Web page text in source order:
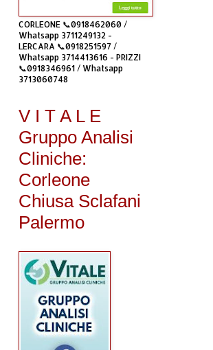
CORLEONE 📞0918462060 /
Whatsapp 3711249132 -
LERCARA 📞0918251597 /
Whatsapp 3714413616 - PRIZZI
📞0918346961 / Whatsapp
3713060748
V I T A L E
Gruppo Analisi
Cliniche:
Corleone
Chiusa Sclafani
Palermo